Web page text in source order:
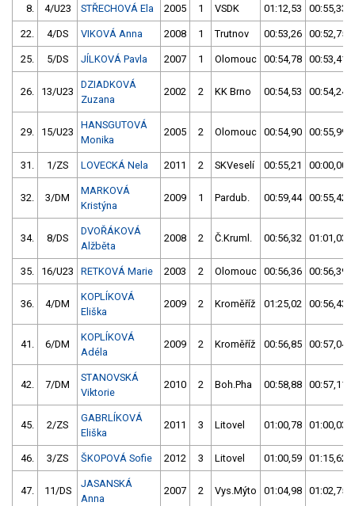
8. 4/U23 STŘECHOVÁ Ela 2005 1 VSDK 01:12,53 00:55,33
22. 4/DS VIKOVÁ Anna 2008 1 Trutnov 00:53,26 00:52,75
25. 5/DS JÍLKOVÁ Pavla 2007 1 Olomouc 00:54,78 00:53,41
26. 13/U23
DZIADKOVÁ
Zuzana
2002 2 KK Brno 00:54,53 00:54,24
29. 15/U23
HANSGUTOVÁ
Monika
2005 2 Olomouc 00:54,90 00:55,99
31. 1/ZS LOVECKÁ Nela 2011 2 SKVeselí 00:55,21 00:00,00
32. 3/DM
MARKOVÁ
Kristýna
2009 1 Pardub. 00:59,44 00:55,42
34. 8/DS
DVOŘÁKOVÁ
Alžběta
2008 2 Č.Kruml. 00:56,32 01:01,03
35. 16/U23 RETKOVÁ Marie 2003 2 Olomouc 00:56,36 00:56,39
36. 4/DM
KOPLÍKOVÁ
Eliška
2009 2 Kroměříž 01:25,02 00:56,43
41. 6/DM
KOPLÍKOVÁ
Adéla
2009 2 Kroměříž 00:56,85 00:57,04
42. 7/DM
STANOVSKÁ
Viktorie
2010 2 Boh.Pha 00:58,88 00:57,11
45. 2/ZS
GABRLÍKOVÁ
Eliška
2011 3 Litovel 01:00,78 01:00,03
46. 3/ZS ŠKOPOVÁ Sofie 2012 3 Litovel 01:00,59 01:15,62
47. 11/DS
JASANSKÁ
Anna
2007 2 Vys.Mýto 01:04,98 01:02,75